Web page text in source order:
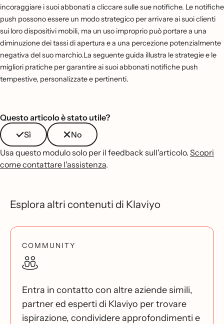
incoraggiare i suoi abbonati a cliccare sulle sue notifiche. Le notifiche
push possono essere un modo strategico per arrivare ai suoi clienti
sui loro dispositivi mobili, ma un uso improprio può portare a una
diminuzione dei tassi di apertura e a una percezione potenzialmente
negativa del suo marchio.La seguente guida illustra le strategie e le
migliori pratiche per garantire ai suoi abbonati notifiche push
tempestive, personalizzate e pertinenti.
Questo articolo è stato utile?
Sì
No
Usa questo modulo solo per il feedback sull'articolo. Scopri
come contattare l'assistenza.
Esplora altri contenuti di Klaviyo
COMMUNITY
Entra in contatto con altre aziende simili,
partner ed esperti di Klaviyo per trovare
ispirazione, condividere approfondimenti e